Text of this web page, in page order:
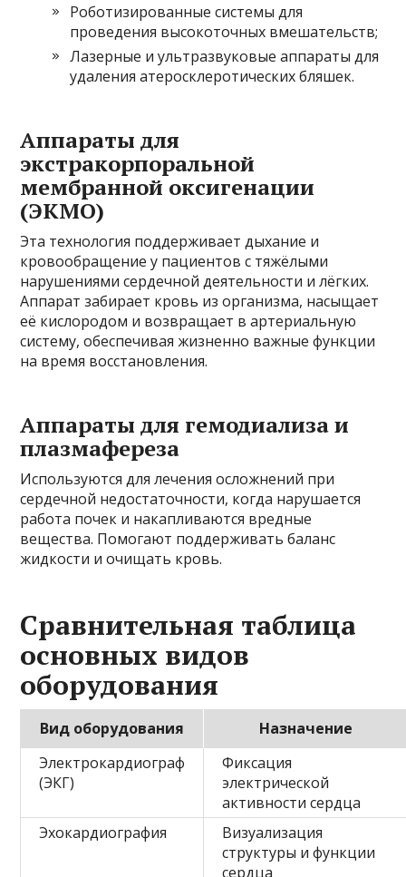
Роботизированные системы для
проведения высокоточных вмешательств;
Лазерные и ультразвуковые аппараты для
удаления атеросклеротических бляшек.
Аппараты для
экстракорпоральной
мембранной оксигенации
(ЭКМО)
Эта технология поддерживает дыхание и
кровообращение у пациентов с тяжёлыми
нарушениями сердечной деятельности и лёгких.
Аппарат забирает кровь из организма, насыщает
её кислородом и возвращает в артериальную
систему, обеспечивая жизненно важные функции
на время восстановления.
Аппараты для гемодиализа и
плазмафереза
Используются для лечения осложнений при
сердечной недостаточности, когда нарушается
работа почек и накапливаются вредные
вещества. Помогают поддерживать баланс
жидкости и очищать кровь.
Сравнительная таблица
основных видов
оборудования
Вид оборудования
Назначение
Электрокардиограф
(ЭКГ)
Фиксация
электрической
активности сердца
Эхокардиография
Визуализация
структуры и функции
сердца